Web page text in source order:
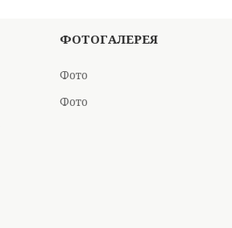
ФОТОГАЛЕРЕЯ
Фото
Фото